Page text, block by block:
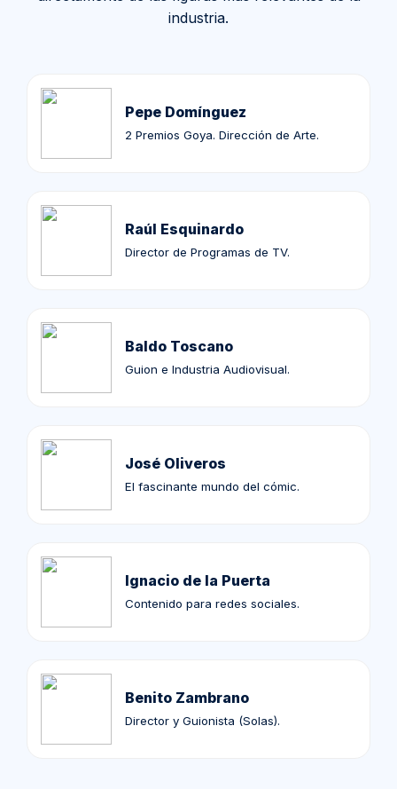
industria.
Pepe Domínguez
2 Premios Goya. Dirección de Arte.
Raúl Esquinardo
Director de Programas de TV.
Baldo Toscano
Guion e Industria Audiovisual.
José Oliveros
El fascinante mundo del cómic.
Ignacio de la Puerta
Contenido para redes sociales.
Benito Zambrano
Director y Guionista (Solas).